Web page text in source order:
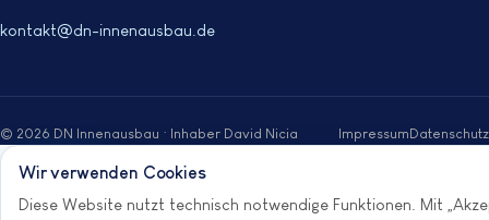
kontakt@dn-innenausbau.de
© 2026 DN Innenausbau · Inhaber David Nicia ImpressumDatenschutz
Wir verwenden Cookies
Diese Website nutzt technisch notwendige Funktionen. Mit
Anrufen